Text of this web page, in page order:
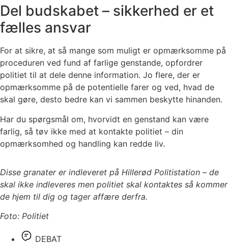
Del budskabet – sikkerhed er et
fælles ansvar
For at sikre, at så mange som muligt er opmærksomme på
proceduren ved fund af farlige genstande, opfordrer
politiet til at dele denne information. Jo flere, der er
opmærksomme på de potentielle farer og ved, hvad de
skal gøre, desto bedre kan vi sammen beskytte hinanden.
Har du spørgsmål om, hvorvidt en genstand kan være
farlig, så tøv ikke med at kontakte politiet – din
opmærksomhed og handling kan redde liv.
Disse granater er indleveret på Hillerød Politistation – de
skal ikke indleveres men politiet skal kontaktes så kommer
de hjem til dig og tager affære derfra.
Foto: Politiet
DEBAT